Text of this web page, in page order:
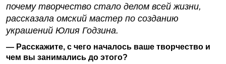
почему творчество стало делом всей жизни,
рассказала омский мастер по созданию
украшений Юлия Годзина.
— Расскажите, с чего началось ваше творчество и
чем вы занимались до этого?